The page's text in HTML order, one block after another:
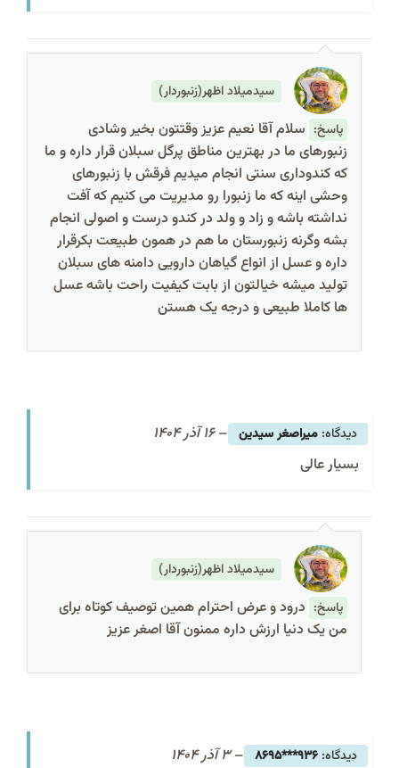
سیدمیلاد اظهر(زنبوردار)
پاسخ: سلام آقا نعیم عزیز وقتتون بخیر وشادی
زنبورهای ما در بهترین مناطق پرگل سبلان قرار داره و ما
که کندوداری سنتی انجام میدیم فرقش با زنبورهای
وحشی اینه که ما زنبورا رو مدیریت می کنیم که آفت
نداشته باشه و زاد و ولد در کندو درست و اصولی انجام
بشه وگرنه زنبورستان ما هم در همون طبیعت بکرقرار
داره و عسل از انواع گیاهان دارویی دامنه های سبلان
تولید میشه خیالتون از بابت کیفیت راحت باشه عسل
ها کاملا طبیعی و درجه یک هستن
میراصغر سیدین – 16 آذر 1404
بسیار عالی
سیدمیلاد اظهر(زنبوردار)
پاسخ: درود و عرض احترام همین توصیف کوتاه برای
من یک دنیا ارزش داره ممنون آقا اصغر عزیز
936***8695
– 3 آذر 1404